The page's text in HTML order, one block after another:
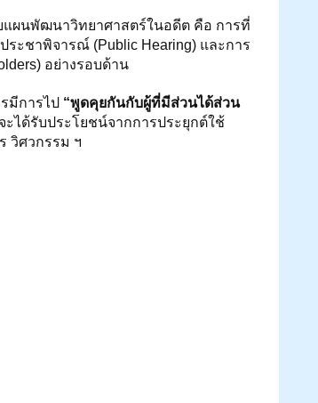
ผนพัฒนาวิทยาศาสตร์ในอดีต คือ การที่
ะชาพิจารณ์ (Public Hearing) และการ
อย่างรอบด้าน
มีการไป “พูดคุยกันกับผู้ที่มีส่วนได้ส่วน
ได้รับประโยชน์จากการประยุกต์ใช้
วิศวกรรม ฯ